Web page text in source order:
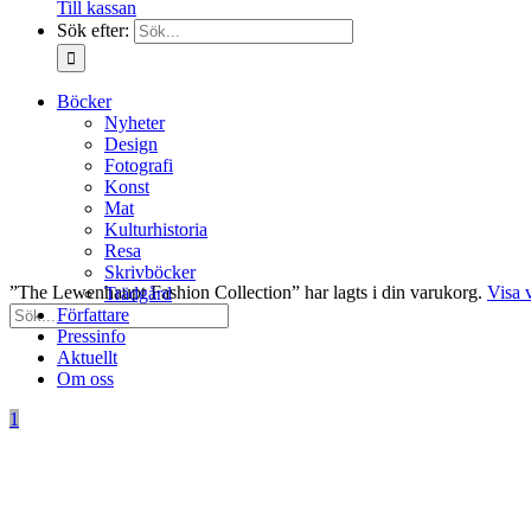
Till kassan
Sök efter:
Böcker
Nyheter
Design
Fotografi
Konst
Mat
Kulturhistoria
Resa
Skrivböcker
Trädgård
Författare
Pressinfo
Aktuellt
Om oss
1
”The Lewenhaupt Fashion Collection” har lagts i din varukorg. Visa